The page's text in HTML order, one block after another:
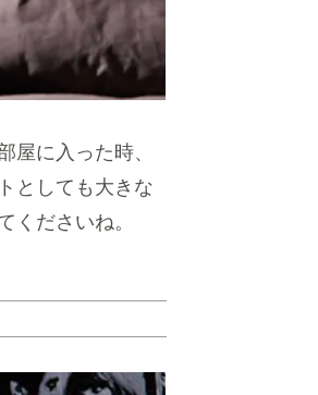
屋に入った時、
としても大きな
くださいね。